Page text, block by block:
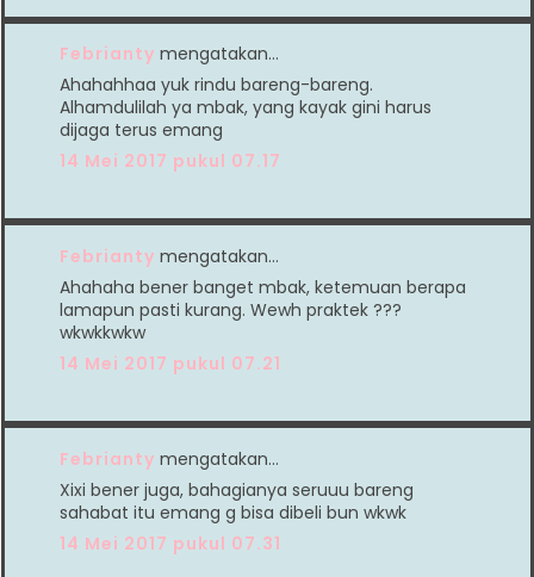
Febrianty mengatakan…
Ahahahhaa yuk rindu bareng-bareng.
Alhamdulilah ya mbak, yang kayak gini harus
dijaga terus emang
14 Mei 2017 pukul 07.17
Febrianty mengatakan…
Ahahaha bener banget mbak, ketemuan berapa
lamapun pasti kurang. Wewh praktek ???
wkwkkwkw
14 Mei 2017 pukul 07.21
Febrianty mengatakan…
Xixi bener juga, bahagianya seruuu bareng
sahabat itu emang g bisa dibeli bun wkwk
14 Mei 2017 pukul 07.31